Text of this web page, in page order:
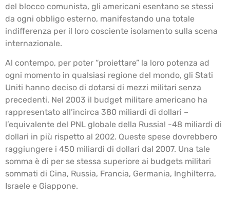
del blocco comunista, gli americani esentano se stessi
da ogni obbligo esterno, manifestando una totale
indifferenza per il loro cosciente isolamento sulla scena
internazionale.
Al contempo, per poter “proiettare” la loro potenza ad
ogni momento in qualsiasi regione del mondo, gli Stati
Uniti hanno deciso di dotarsi di mezzi militari senza
precedenti. Nel 2003 il budget militare americano ha
rappresentato all’incirca 380 miliardi di dollari –
l’equivalente del PNL globale della Russia! -48 miliardi di
dollari in più rispetto al 2002. Queste spese dovrebbero
raggiungere i 450 miliardi di dollari dal 2007. Una tale
somma è di per se stessa superiore ai budgets militari
sommati di Cina, Russia, Francia, Germania, Inghilterra,
Israele e Giappone.